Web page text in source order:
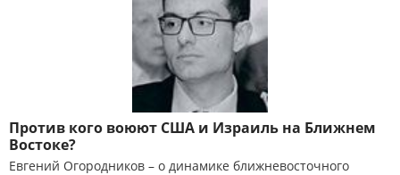
Против кого воюют США и Израиль на Ближнем
Востоке?
Евгений Огородников – о динамике ближневосточного